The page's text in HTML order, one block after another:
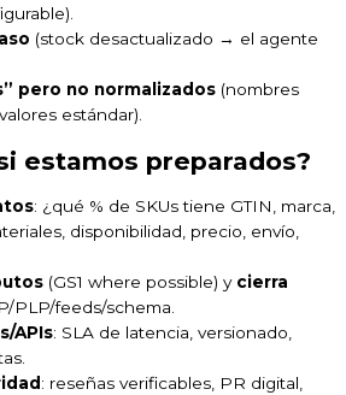
(stock desactualizado → el agente
pero no normalizados (nombres
estándar).
estamos preparados?
: ¿qué % de SKUs tiene GTIN, marca,
disponibilidad, precio, envío,
(GS1 where possible) y cierra
PLP/feeds/schema.
APIs: SLA de latencia, versionado,
: reseñas verificables, PR digital,